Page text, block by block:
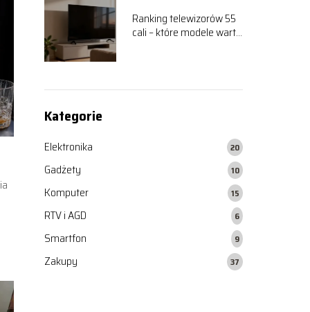
Ranking telewizorów 55
cali – które modele warto
Kategorie
Elektronika 20
Gadżety 10
Komputer 15
RTV i AGD 6
Smartfon 9
Zakupy 37